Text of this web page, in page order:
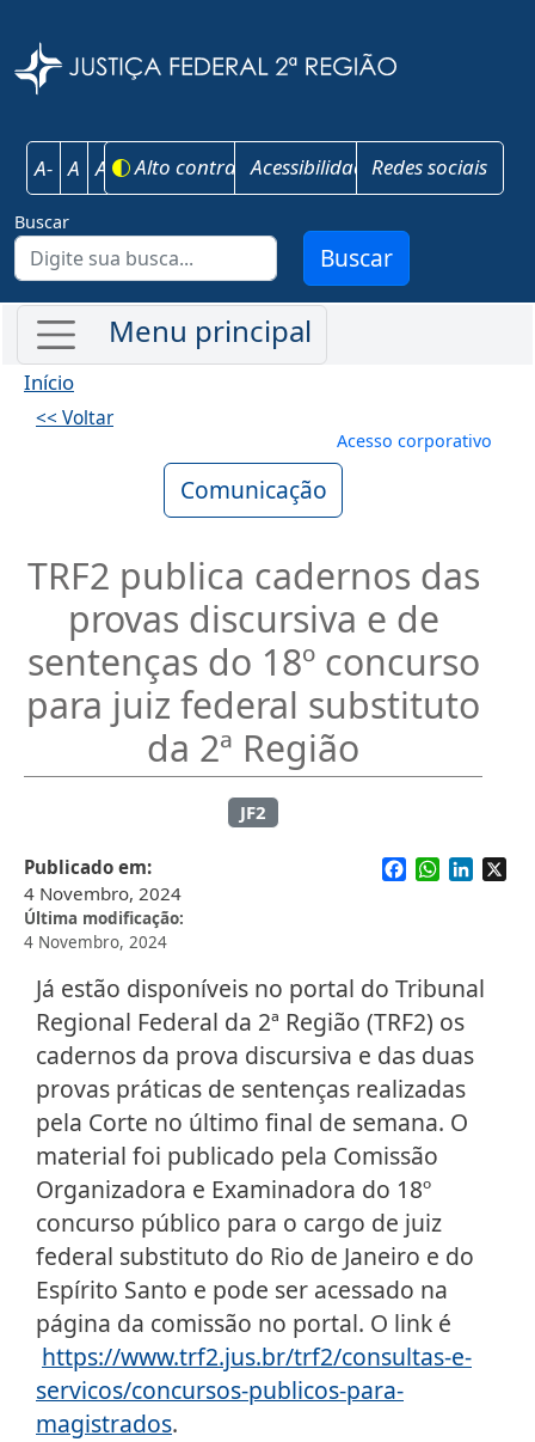
A- A A+ Alto contrasteAcessibilidadeRedes sociais
Buscar
Buscar
Início
<< Voltar
Menu de
Acesso corporativo
Comunicação
TRF2 publica cadernos das
provas discursiva e de
sentenças do 18º concurso
para juiz federal substituto
da 2ª Região
JF2
Publicado em
4 Novembro, 2024
Última modificação
4 Novembro, 2024
Facebook
WhatsApp
Já estão disponíveis no portal do Tribunal
Regional Federal da 2ª Região (TRF2) os
cadernos da prova discursiva e das duas
provas práticas de sentenças realizadas
pela Corte no último final de semana. O
material foi publicado pela Comissão
Organizadora e Examinadora do 18º
concurso público para o cargo de juiz
federal substituto do Rio de Janeiro e do
Espírito Santo e pode ser acessado na
página da comissão no portal. O link é
https://www.trf2.jus.br/trf2/consultas-e-
servicos/concursos-publicos-para-
magistrados.